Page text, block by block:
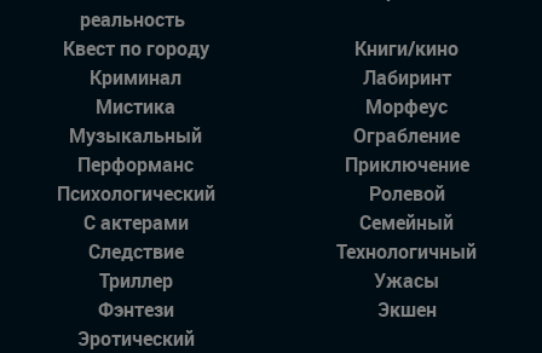
реальность
Квест по городу
Книги/кино
Криминал
Лабиринт
Мистика
Морфеус
Музыкальный
Ограбление
Перформанс
Приключение
Психологический
Ролевой
С актерами
Семейный
Следствие
Технологичный
Триллер
Ужасы
Фэнтези
Экшен
Эротический